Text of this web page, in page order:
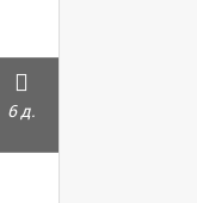
6 д.